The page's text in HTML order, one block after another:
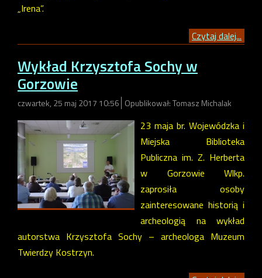
„Irena”.
Czytaj dalej...
Wykład Krzysztofa Sochy w
Gorzowie
czwartek, 25 maj 2017 10:56 Opublikował: Tomasz Michalak
23 maja br. Wojewódzka i
Miejska Biblioteka
Publiczna im. Z. Herberta
w Gorzowie Wlkp.
zaprosiła osoby
zainteresowane historią i
archeologią na wykład
autorstwa Krzysztofa Sochy – archeologa Muzeum
Twierdzy Kostrzyn.